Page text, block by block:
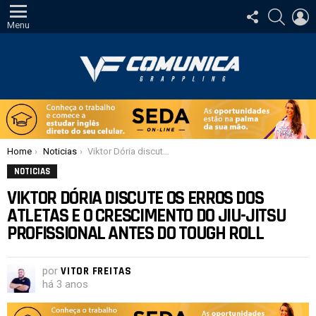
Menu
SIGA-
NOS
Você está aqui:
Home Noticias Viktor Dória discute os erros dos atletas e o crescimento do Jiu-Jitsu profissional antes do Tough Roll
NOTICIAS
VIKTOR DÓRIA DISCUTE OS ERROS DOS
ATLETAS E O CRESCIMENTO DO JIU-JITSU
PROFISSIONAL ANTES DO TOUGH ROLL
por VITOR FREITAS
há 3 anos